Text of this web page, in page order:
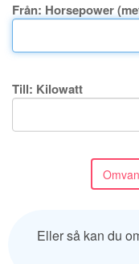
Från: Horsepower
Till: Kilowatt
Eller så kan du